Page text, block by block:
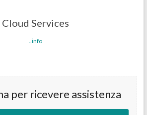
Cloud Services
..info
per ricevere assistenza